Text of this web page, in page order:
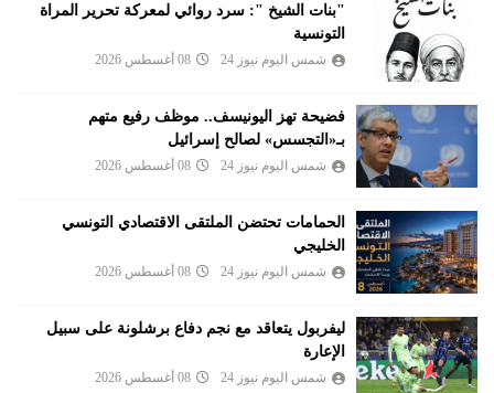
"بنات الشيخ ": سرد روائي لمعركة تحرير المراة
التونسية
شمس اليوم نيوز 24 08 أغسطس 2026
فضيحة تهز اليونيسف.. موظف رفيع متهم
بـ«التجسس» لصالح إسرائيل
شمس اليوم نيوز 24 08 أغسطس 2026
الحمامات تحتضن الملتقى الاقتصادي التونسي
الخليجي
شمس اليوم نيوز 24 08 أغسطس 2026
ليفربول يتعاقد مع نجم دفاع برشلونة على سبيل
الإعارة
شمس اليوم نيوز 24 08 أغسطس 2026